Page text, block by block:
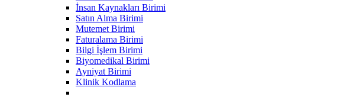
İnsan Kaynakları Birimi
Satın Alma Birimi
Mutemet Birimi
Faturalama Birimi
Bilgi İşlem Birimi
Biyomedikal Birimi
Ayniyat Birimi
Klinik Kodlama